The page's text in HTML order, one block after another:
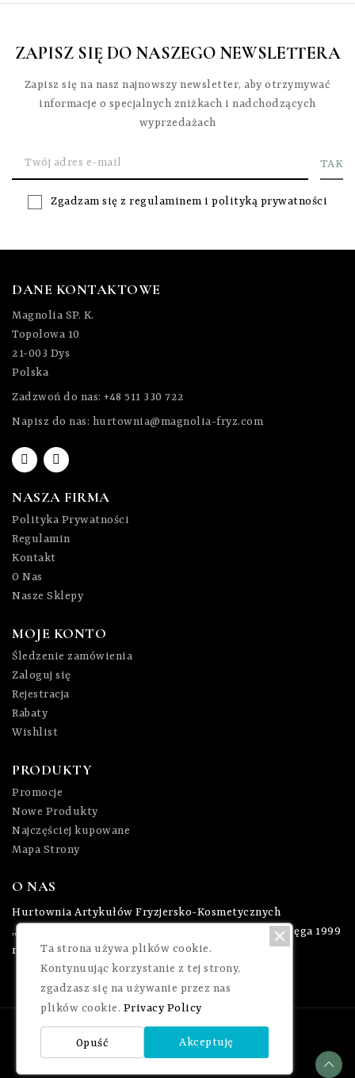
komfort pracy.
ZAPISZ SIĘ DO NASZEGO NEWSLETTERA
Zapisz się na nasz najnowszy newsletter, aby otrzymywać
informacje o specjalnych zniżkach i nadchodzących
wyprzedażach
Zgadzam się zregulaminem ipolityką prywatności
DANE KONTAKTOWE
Magnolia SP. K.
Topolowa 10
21-003 Dys
Polska
Zadzwoń do nas: +48 511 330 722
Napisz do nas: hurtownia@magnolia-fryz.com
NASZA FIRMA
Polityka Prywatności
Regulamin
Kontakt
O Nas
Nasze Sklepy
MOJE KONTO
Śledzenie zamówienia
Zaloguj się
Rejestracja
Rabaty
Wishlist
PRODUKTY
Promocje
Nowe Produkty
Najczęściej kupowane
Mapa Strony
O NAS
Hurtownia Artykułów Fryzjersko-Kosmetycznych
„Magnolia” powstała w 2006 roku, zaś korzeniami sięga 1999
roku.Ta strona używa plików cookie.
Kontynuując korzystanie z tej strony,
zgadzasz się na używanie przez nas
plików cookie. Privacy Policy
Akceptuję
Cookie
Opuść
Stronę